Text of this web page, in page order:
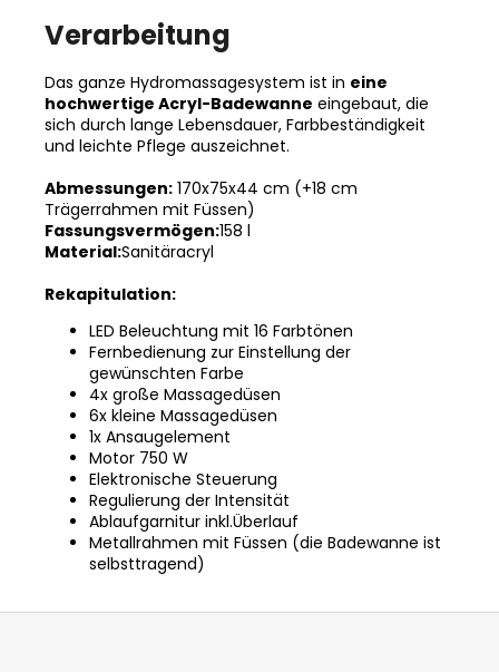
Verarbeitung
Das ganze Hydromassagesystem ist in eine
hochwertige Acryl-Badewanne eingebaut, die
sich durch lange Lebensdauer, Farbbeständigkeit
und leichte Pflege auszeichnet.
Abmessungen: 170x75x44 cm (+18 cm
Trägerrahmen mit Füssen)
Fassungsvermögen:158 l
Material:Sanitäracryl
Rekapitulation:
LED Beleuchtung mit 16 Farbtönen
Fernbedienung zur Einstellung der
gewünschten Farbe
4x große Massagedüsen
6x kleine Massagedüsen
1x Ansaugelement
Motor 750 W
Elektronische Steuerung
Regulierung der Intensität
Ablaufgarnitur inkl.Überlauf
Metallrahmen mit Füssen (die Badewanne ist
selbsttragend)
F